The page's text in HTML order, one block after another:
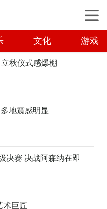
文化 游戏
秋仪式感爆棚
地震感明显
决赛 决战阿森纳在即
术巨匠